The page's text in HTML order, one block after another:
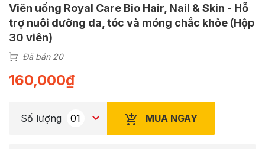
Viên uống Royal Care Bio Hair, Nail & Skin - Hỗ
trợ nuôi dưỡng da, tóc và móng chắc khỏe (Hộp
30 viên)
Đã bán 20
160,000₫
Số lượng MUA NGAY